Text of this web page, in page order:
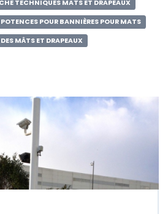
TECHNIQUES MATS ET DRAPEAUX
POTENCES POUR BANNIÈRES POUR MATS
MÂTS ET DRAPEAUX